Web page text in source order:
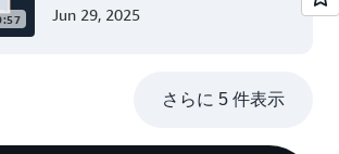
Jun 29, 2025
さらに 5 件表示